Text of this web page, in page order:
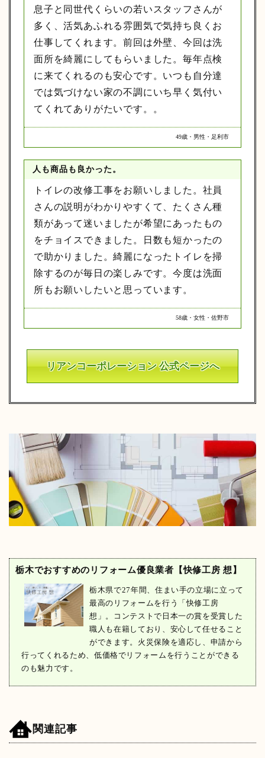
息子と同世代くらいの若いスタッフさんが
多く、活気あふれる雰囲気で気持ち良くお
仕事してくれます。前回は外壁、今回は洗
面所を綺麗にしてもらいました。毎年点検
に来てくれるのも安心です。いつも自分達
では気づけない家の不調にいち早く気付い
てくれてありがたいです。。
49歳・男性・足利市
人も商品も良かった。
トイレの改修工事をお願いしました。社員
さんの説明がわかりやすくて、たくさん種
類があって迷いましたが希望にあったもの
をチョイスできました。日数も短かったの
で助かりました。綺麗になったトイレを掃
除するのが毎日の楽しみです。今度は洗面
所もお願いしたいと思っています。
58歳・女性・佐野市
リアンコーポレーション 公式ページへ
栃木でおすすめのリフォーム優良業者【快修工房 想】
栃木県で27年間、住まい手の立場に立って
最高のリフォームを行う「快修工房
想」。コンテストで日本一の賞を受賞した
職人も在籍しており、安心して任せること
ができます。火災保険を適応し、申請から
行ってくれるため、低価格でリフォームを行うことができる
のも魅力です。
関連記事